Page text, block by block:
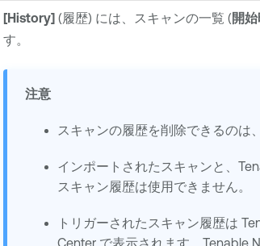
[History](履歴) には、スキャンの一覧 (開始
す。
注意
スキャンの履歴を削除できるのは
インポートされたスキャンと、
スキャン履歴は使用できません。
トリガーされたスキャン履歴は
Center で表示されます。Tenable